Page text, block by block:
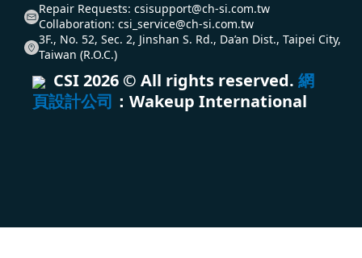
Repair Requests: csisupport@ch-si.com.tw
Collaboration: csi_service@ch-si.com.tw
3F., No. 52, Sec. 2, Jinshan S. Rd., Da’an Dist., Taipei City,
Taiwan (R.O.C.)
CSI2026 © All rights reserved. 網
頁設計公司 ：Wakeup International